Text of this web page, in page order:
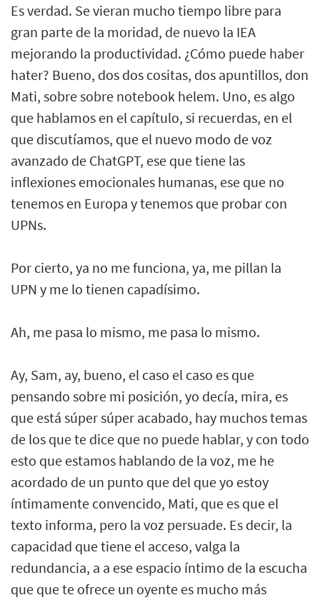
Es verdad. Se vieran mucho tiempo libre para
gran parte de la moridad, de nuevo la IEA
mejorando la productividad. ¿Cómo puede haber
hater? Bueno, dos dos cositas, dos apuntillos, don
Mati, sobre sobre notebook helem. Uno, es algo
que hablamos en el capítulo, si recuerdas, en el
que discutíamos, que el nuevo modo de voz
avanzado de ChatGPT, ese que tiene las
inflexiones emocionales humanas, ese que no
tenemos en Europa y tenemos que probar con
UPNs.
Por cierto, ya no me funciona, ya, me pillan la
UPN y me lo tienen capadísimo.
Ah, me pasa lo mismo, me pasa lo mismo.
Ay, Sam, ay, bueno, el caso el caso es que
pensando sobre mi posición, yo decía, mira, es
que está súper súper acabado, hay muchos temas
de los que te dice que no puede hablar, y con todo
esto que estamos hablando de la voz, me he
acordado de un punto que del que yo estoy
íntimamente convencido, Mati, que es que el
texto informa, pero la voz persuade. Es decir, la
capacidad que tiene el acceso, valga la
redundancia, a a ese espacio íntimo de la escucha
que que te ofrece un oyente es mucho más